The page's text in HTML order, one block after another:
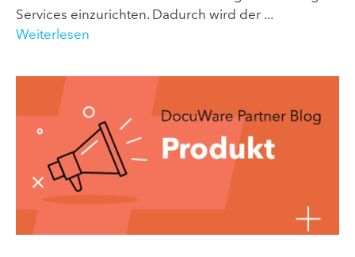
Services einzurichten. Dadurch wird der ...
Weiterlesen